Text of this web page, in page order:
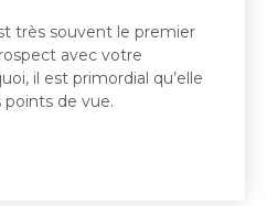
très souvent le premier
avec votre
il est primordial qu’elle
de vue.